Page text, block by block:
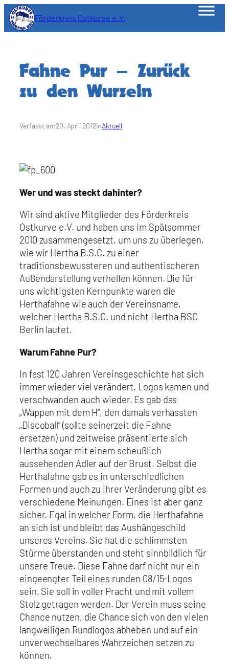
Zum
Inhalt
springen
Förderkreis Ostkurve e.V.
Fahne Pur – Zurück
zu den Wurzeln
Verfasst am20. April 2012inAktuell
Wer und was steckt dahinter?
Wir sind aktive Mitglieder des Förderkreis
Ostkurve e.V. und haben uns im Spätsommer
2010 zusammengesetzt, um uns zu überlegen,
wie wir Hertha B.S.C. zu einer
traditionsbewussteren und authentischeren
Außendarstellung verhelfen können. Die für
uns wichtigsten Kernpunkte waren die
Herthafahne wie auch der Vereinsname,
welcher Hertha B.S.C. und nicht Hertha BSC
Berlin lautet.
Warum Fahne Pur?
In fast 120 Jahren Vereinsgeschichte hat sich
immer wieder viel verändert. Logos kamen und
verschwanden auch wieder. Es gab das
„Wappen mit dem H“, den damals verhassten
„Discoball“ (sollte seinerzeit die Fahne
ersetzen) und zeitweise präsentierte sich
Hertha sogar mit einem scheußlich
aussehenden Adler auf der Brust. Selbst die
Herthafahne gab es in unterschiedlichen
Formen und auch zu ihrer Veränderung gibt es
verschiedene Meinungen. Eines ist aber ganz
sicher. Egal in welcher Form, die Herthafahne
an sich ist und bleibt das Aushängeschild
unseres Vereins. Sie hat die schlimmsten
Stürme überstanden und steht sinnbildlich für
unsere Treue. Diese Fahne darf nicht nur ein
eingeengter Teil eines runden 08/15-Logos
sein. Sie soll in voller Pracht und mit vollem
Stolz getragen werden. Der Verein muss seine
Chance nutzen, die Chance sich von den vielen
langweiligen Rundlogos abheben und auf ein
unverwechselbares Wahrzeichen setzen zu
können.